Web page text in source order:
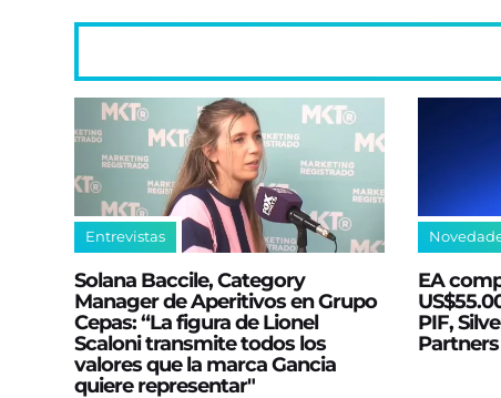
Entrevistas
Solana Baccile, Category
Manager de Aperitivos en Grupo
Cepas: “La figura de Lionel
Scaloni transmite todos los
valores que la marca Gancia
quiere representar"
EA
PIF,
Partners